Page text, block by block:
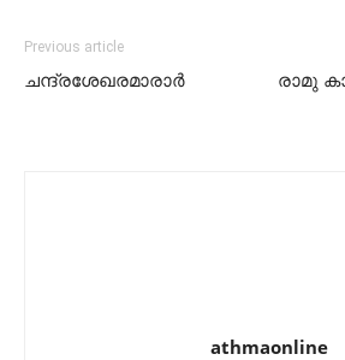
Previous article
ചന്ദ്രശേഖരമാരാര്‍
രാമു
athmaonline